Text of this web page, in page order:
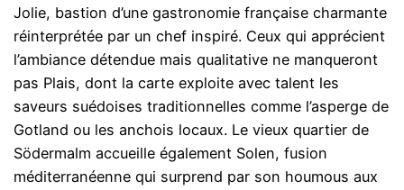
Jolie, bastion d’une gastronomie française charmante
réinterprétée par un chef inspiré. Ceux qui apprécient
l’ambiance détendue mais qualitative ne manqueront
pas Plais, dont la carte exploite avec talent les
saveurs suédoises traditionnelles comme l’asperge de
Gotland ou les anchois locaux. Le vieux quartier de
Södermalm accueille également Solen, fusion
méditerranéenne qui surprend par son houmous aux